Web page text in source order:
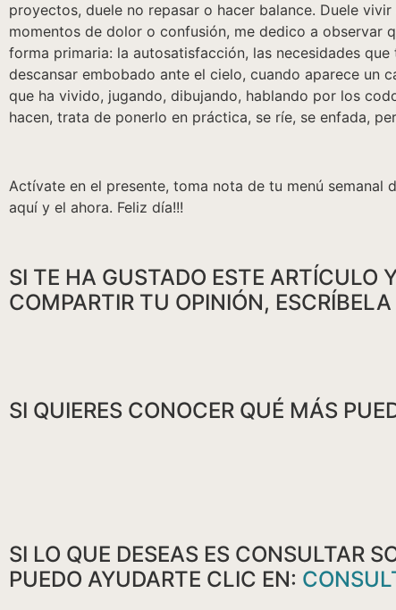
proyectos, duele no repasar o hacer balance. Duele
momentos de dolor o confusión, me dedico a observar
forma primaria: la autosatisfacción, las necesidades
descansar embobado ante el cielo, cuando aparece un
que ha vivido, jugando, dibujando, hablando por los
hacen, trata de ponerlo en práctica, se ríe, se enfada,
Actívate en el presente, toma nota de tu menú
aquí y el ahora. Feliz día!!!
SI TE HA GUSTADO ESTE ARTÍCULO
COMPARTIR TU OPINIÓN,
SI QUIERES CONOCER QUÉ MÁS
SI LO QUE DESEAS ES CONSULTAR
PUEDO AYUDARTE CLIC EN: